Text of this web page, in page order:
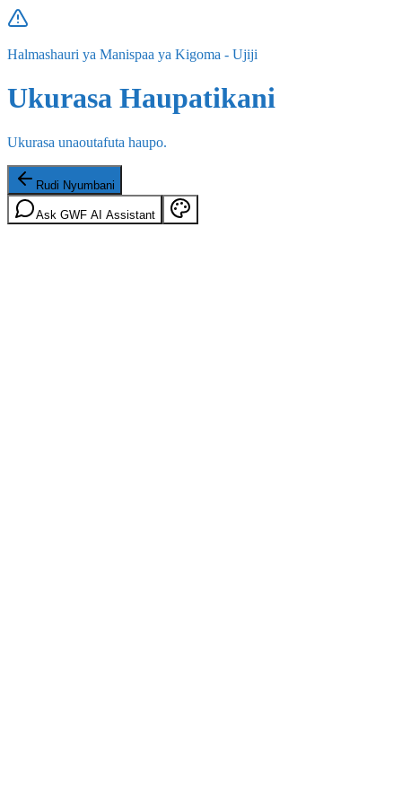
Halmashauri ya Manispaa ya Kigoma - Ujiji
Ukurasa Haupatikani
Ukurasa unaoutafuta haupo.
Rudi Nyumbani
Ask GWF AI Assistant